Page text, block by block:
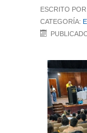
ESCRITO
CATEGORÍA: